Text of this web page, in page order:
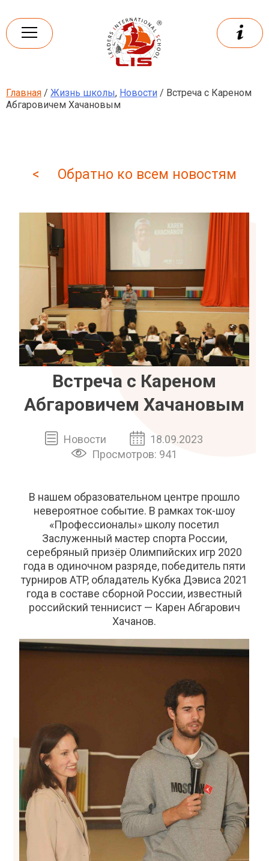
content
Leaders
International school
Главная / Жизнь школы, Новости / Встреча с Кареном
Абгаровичем Хачановым
< Обратно ко всем новостям
Встреча с Кареном
Абгаровичем Хачановым
Новости
18.09.2023
Просмотров: 941
В нашем образовательном центре прошло
невероятное событие. В рамках ток-шоу
«Профессионалы» школу посетил
Заслуженный мастер спорта России,
серебряный призёр Олимпийских игр 2020
года в одиночном разряде, победитель пяти
турниров ATP, обладатель Кубка Дэвиса 2021
года в составе сборной России, известный
российский теннисист — Карен Абгарович
Хачанов.